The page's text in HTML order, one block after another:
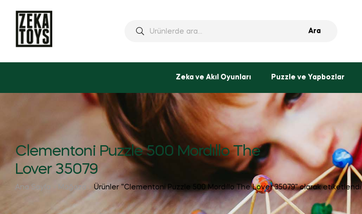
Ara
Zeka ve Akıl Oyunları Puzzle ve Yapbozlar
Clementoni Puzzle 500 Mordıllo The
Lover 35079
Ana Sayfa Mağaza Ürünler “Clementoni Puzzle 500 Mordıllo The Lover 35079” olarak etiketlendi